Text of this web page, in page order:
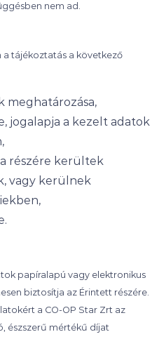
nem ad.
a tájékoztatás a következő
meghatározása,
jogalapja a kezelt adatok
részére kerültek
vagy kerülnek
papíralapú vagy elektronikus
biztosítja az Érintett részére.
a CO-OP Star Zrt az
észszerű mértékű díjat